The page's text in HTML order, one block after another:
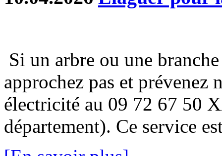
Si un arbre ou une
approchez pas et prévenez
électricité au 09 72 67 50
département). Ce service